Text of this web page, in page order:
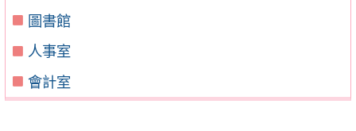
圖書館
人事室
會計室